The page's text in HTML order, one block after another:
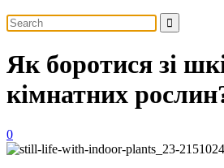
Як боротися зі
кімнатних
0